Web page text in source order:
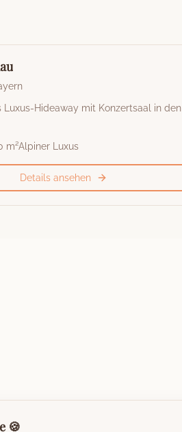
🍪
🏰
Luxus-Hideaway mit Konzertsaal in den
m²Alpiner Luxus
Details ansehen